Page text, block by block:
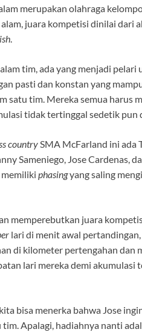
merupakan olahraga
juara kompetisi dinilai dari
.
tim, ada yang menjadi pelari
pasti dan konstan yang
satu tim. Mereka semua harus
tidak tertinggal sedetik pun
countrySMA McFarland ini ada
Sameniego, Jose Cardenas,
phasingyang saling
memperebutkan juara
lari di menit awal
di kilometer pertengahan
lari mereka demi
bisa menerka bahwa Jose
Apalagi, hadiahnya nanti